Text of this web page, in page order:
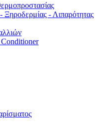
Ξηροδερμίας - Λιπαρότητας